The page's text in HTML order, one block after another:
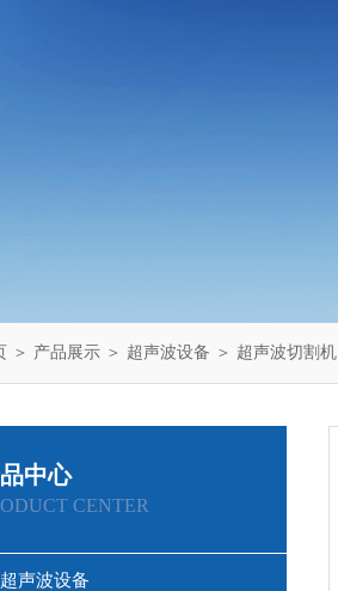
＞ 产品展示 ＞ 超声波设备 ＞ 超声波切割机
中心
CENTER
超声波设备